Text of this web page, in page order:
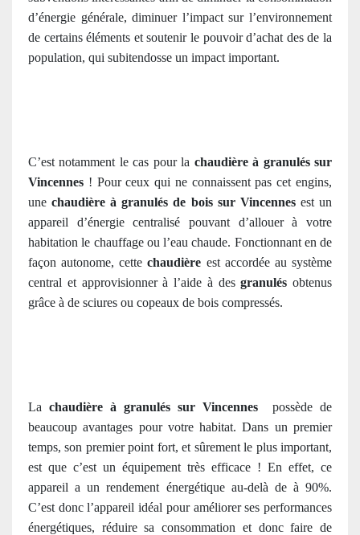
d’énergie générale, diminuer l’impact sur l’environnement
de certains éléments et soutenir le pouvoir d’achat des de la
population, qui subitendosse un impact important.
C’est notamment le cas pour la chaudière à granulés sur
Vincennes ! Pour ceux qui ne connaissent pas cet engins,
unechaudière à granulés de bois sur Vincennesest un
appareil d’énergie centralisé pouvant d’allouer à votre
habitation le chauffage ou l’eau chaude. Fonctionnant en de
façon autonome, cettechaudière est accordée au système
central et approvisionner à l’aide à desgranulés obtenus
grâce à de sciures ou copeaux de bois compressés.
La chaudière à granulés sur Vincennes
possède de
beaucoup avantages pour votre habitat. Dans un premier
temps, son premier point fort, et sûrement le plus important,
est que c’est un équipement très efficace ! En effet, ce
appareil a un rendement énergétique au-delà de à 90%.
C’est donc l’appareil idéal pour améliorer ses performances
énergétiques, réduire sa consommation et donc faire de